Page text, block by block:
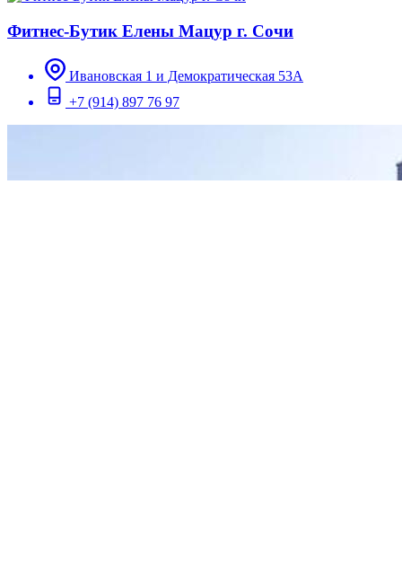
Фитнес-Бутик Елены Мацур г. Сочи
Ивановская 1 и Демократическая 53А
+7 (914) 897 76 97